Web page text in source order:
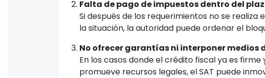
Falta de pago de impuestos dentro del
Si después de los requerimientos no se
la situación, la autoridad puede ordenar el
No ofrecer garantías ni interponer medios
En los casos donde el crédito fiscal ya es
promueve recursos legales, el SAT puede